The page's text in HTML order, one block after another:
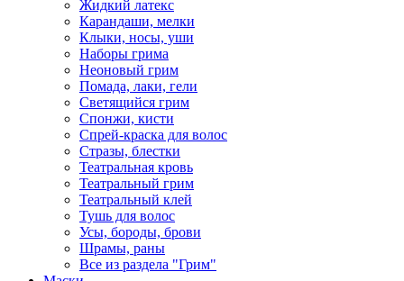
Жидкий латекс
Карандаши, мелки
Клыки, носы, уши
Наборы грима
Неоновый грим
Помада, лаки, гели
Светящийся грим
Спонжи, кисти
Спрей-краска для волос
Стразы, блестки
Театральная кровь
Театральный грим
Театральный клей
Тушь для волос
Усы, бороды, брови
Шрамы, раны
Все из раздела "Грим"